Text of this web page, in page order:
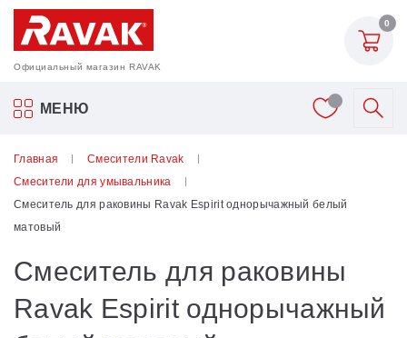
Официальный магазин RAVAK
0
МЕНЮ
Акриловые ванны Ravak
Шторки для ванн
Аксессуары
Главная
Смесители Ravak
Смесители для умывальника
Смеситель для раковины Ravak Espirit однорычажный белый
матовый
Смеситель для раковины
Ravak Espirit однорычажный